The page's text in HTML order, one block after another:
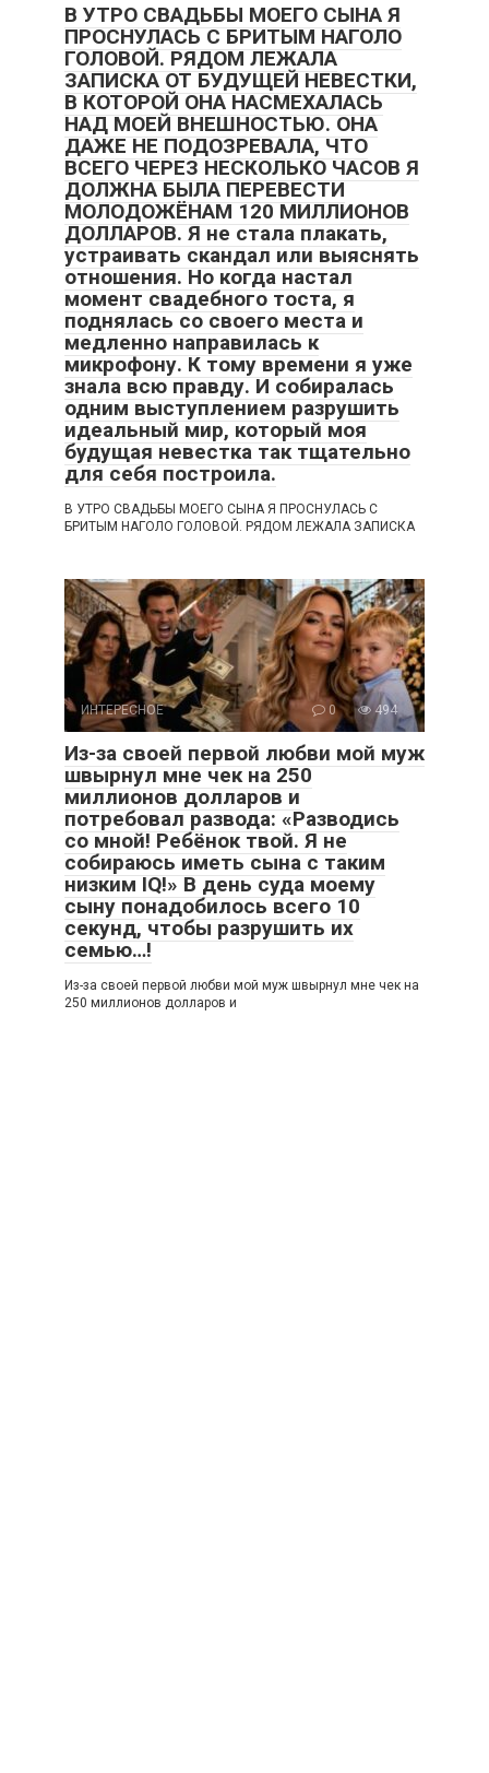
В УТРО СВАДЬБЫ МОЕГО СЫНА Я
ПРОСНУЛАСЬ С БРИТЫМ НАГОЛО
ГОЛОВОЙ. РЯДОМ ЛЕЖАЛА
ЗАПИСКА ОТ БУДУЩЕЙ НЕВЕСТКИ,
В КОТОРОЙ ОНА НАСМЕХАЛАСЬ
НАД МОЕЙ ВНЕШНОСТЬЮ. ОНА
ДАЖЕ НЕ ПОДОЗРЕВАЛА, ЧТО
ВСЕГО ЧЕРЕЗ НЕСКОЛЬКО ЧАСОВ Я
ДОЛЖНА БЫЛА ПЕРЕВЕСТИ
МОЛОДОЖЁНАМ 120 МИЛЛИОНОВ
ДОЛЛАРОВ. Я не стала плакать,
устраивать скандал или выяснять
отношения. Но когда настал
момент свадебного тоста, я
поднялась со своего места и
медленно направилась к
микрофону. К тому времени я уже
знала всю правду. И собиралась
одним выступлением разрушить
идеальный мир, который моя
будущая невестка так тщательно
для себя построила.
В УТРО СВАДЬБЫ МОЕГО СЫНА Я ПРОСНУЛАСЬ С
БРИТЫМ НАГОЛО ГОЛОВОЙ. РЯДОМ ЛЕЖАЛА ЗАПИСКА
ИНТЕРЕСНОЕ 0 494
Из-за своей первой любви мой муж
швырнул мне чек на 250
миллионов долларов и
потребовал развода: «Разводись
со мной! Ребёнок твой. Я не
собираюсь иметь сына с таким
низким IQ!» В день суда моему
сыну понадобилось всего 10
секунд, чтобы разрушить их
семью…!
Из-за своей первой любви мой муж швырнул мне чек на
250 миллионов долларов и